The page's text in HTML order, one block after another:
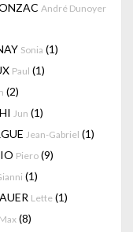
André Dunoyer
Sonia (1)
Paul (1)
(2)
Jun (1)
Jean-Gabriel (1)
Piero (9)
(1)
Lette (1)
Max (8)